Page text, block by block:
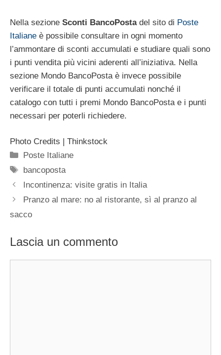
Nella sezione Sconti BancoPostadel sito di Poste
Italiane è possibile consultare in ogni momento
l’ammontare di sconti accumulati e studiare quali sono
i punti vendita più vicini aderenti all’iniziativa. Nella
sezione Mondo BancoPosta è invece possibile
verificare il totale di punti accumulati nonché il
catalogo con tutti i premi Mondo BancoPosta e i punti
necessari per poterli richiedere.
Photo Credits | Thinkstock
Categorie
Poste Italiane
Tag
bancoposta
Incontinenza: visite gratis in Italia
Pranzo al mare: no al ristorante, sì al pranzo al
sacco
Lascia un commento